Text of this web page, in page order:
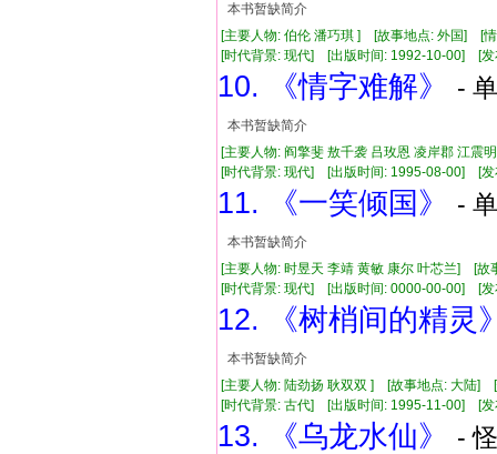
本书暂缺简介
[主要人物: 伯伦 潘巧琪 ] [故事地点: 外国] [
[时代背景: 现代] [出版时间: 1992-10-00] [
10. 《情字难解》 -
本书暂缺简介
[主要人物: 阎擎斐 敖千袭 吕玫恩 凌岸郡 江
[时代背景: 现代] [出版时间: 1995-08-00] [
11. 《一笑倾国》 -
本书暂缺简介
[主要人物: 时昱天 李靖 黄敏 康尔 叶芯兰] [
[时代背景: 现代] [出版时间: 0000-00-00] [
12. 《树梢间的精灵
本书暂缺简介
[主要人物: 陆劲扬 耿双双 ] [故事地点: 大陆] [
[时代背景: 古代] [出版时间: 1995-11-00] [
13. 《乌龙水仙》 -